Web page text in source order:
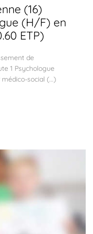
(16)
(H/F) en
ETP)
de
1 Psychologue
social (...)